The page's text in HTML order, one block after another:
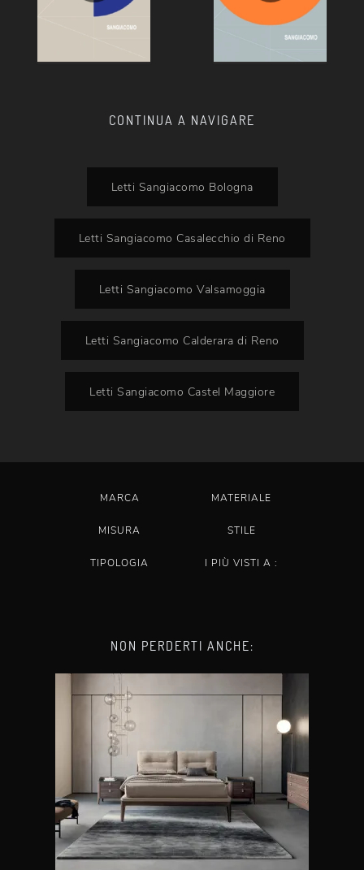
CONTINUA A NAVIGARE
Letti Sangiacomo Bologna
Letti Sangiacomo Casalecchio di Reno
Letti Sangiacomo Valsamoggia
Letti Sangiacomo Calderara di Reno
Letti Sangiacomo Castel Maggiore
MARCA MATERIALE
MISURA STILE
TIPOLOGIA I PIÙ VISTI A :
NON PERDERTI ANCHE: